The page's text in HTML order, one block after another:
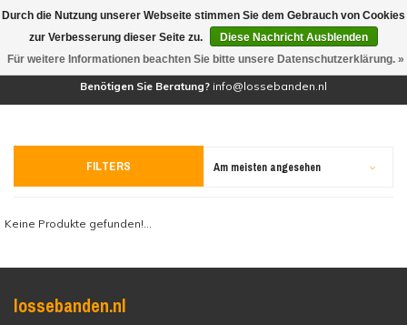
(0)
Benötigen Sie Beratung? info@lossebanden.nl
FILTERS Am meisten angesehen
Keine Produkte gefunden!...
lossebanden.nl
Durch die Nutzung unserer Webseite stimmen Sie dem Gebrauch von Cookies
zur Verbesserung dieser Seite zu.
Diese Nachricht Ausblenden
Für weitere Informationen beachten Sie bitte unsere Datenschutzerklärung. »